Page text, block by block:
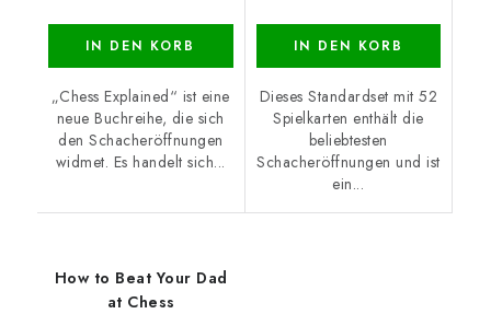
IN DEN KORB
„Chess Explained“ ist eine
neue Buchreihe, die sich
den Schacheröffnungen
widmet. Es handelt sich...
IN DEN KORB
Dieses Standardset mit 52
Spielkarten enthält die
beliebtesten
Schacheröffnungen und ist
ein...
How to Beat Your Dad
at Chess